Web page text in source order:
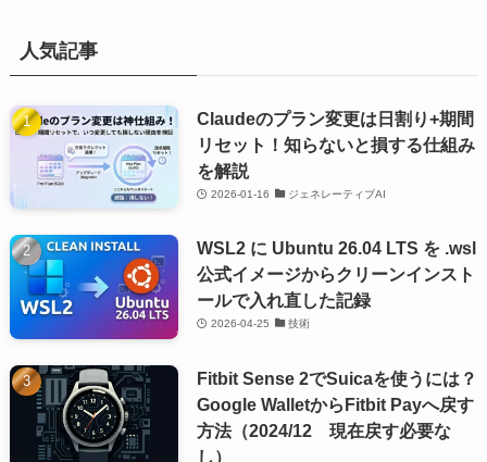
人気記事
Claudeのプラン変更は日割り+期間
リセット！知らないと損する仕組み
を解説
2026-01-16 ジェネレーティブAI
WSL2 に Ubuntu 26.04 LTS を .wsl
公式イメージからクリーンインスト
ールで入れ直した記録
2026-04-25 技術
Fitbit Sense 2でSuicaを使うには？
Google WalletからFitbit Payへ戻す
方法（2024/12 現在戻す必要な
し）